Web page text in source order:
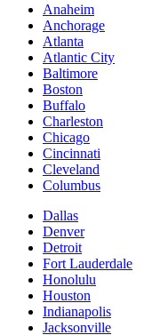
Anaheim
Anchorage
Atlanta
Atlantic City
Baltimore
Boston
Buffalo
Charleston
Chicago
Cincinnati
Cleveland
Columbus
Dallas
Denver
Detroit
Fort Lauderdale
Honolulu
Houston
Indianapolis
Jacksonville